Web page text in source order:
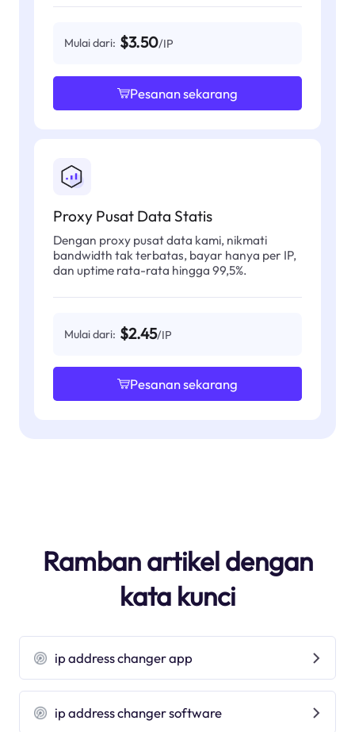
Mulai dari: $3.50/IP
Pesanan sekarang
Proxy Pusat Data Statis
Dengan proxy pusat data kami, nikmati
bandwidth tak terbatas, bayar hanya per IP,
dan uptime rata-rata hingga 99,5%.
Mulai dari: $2.45/IP
Pesanan sekarang
Ramban artikel dengan
kata kunci
ip address changer app
ip address changer software